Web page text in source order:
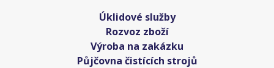
Úklidové služby
Rozvoz zboží
Výroba na zakázku
Půjčovna čistících strojů